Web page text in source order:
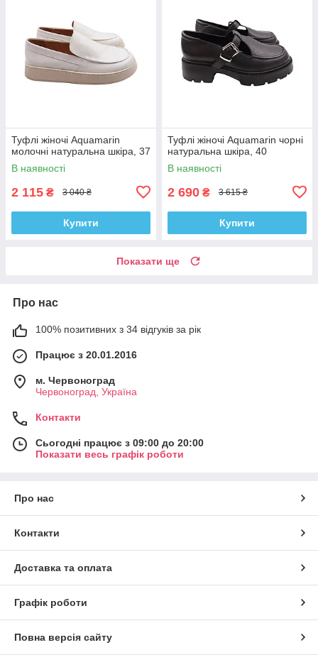
Туфлі жіночі Aquamarin
молочні натуральна шкіра, 37
В наявності
2 115 ₴ 3 040 ₴
Купити
Туфлі жіночі Aquamarin чорні
натуральна шкіра, 40
В наявності
2 690 ₴ 3 615 ₴
Купити
Показати ще
Про нас
100% позитивних з 34 відгуків за рік
Працює з 20.01.2016
м. Червоноград
Червоноград, Україна
Контакти
Сьогодні працює з 09:00 до 20:00
Показати весь графік роботи
Про нас
Контакти
Доставка та оплата
Графік роботи
Повна версія сайту